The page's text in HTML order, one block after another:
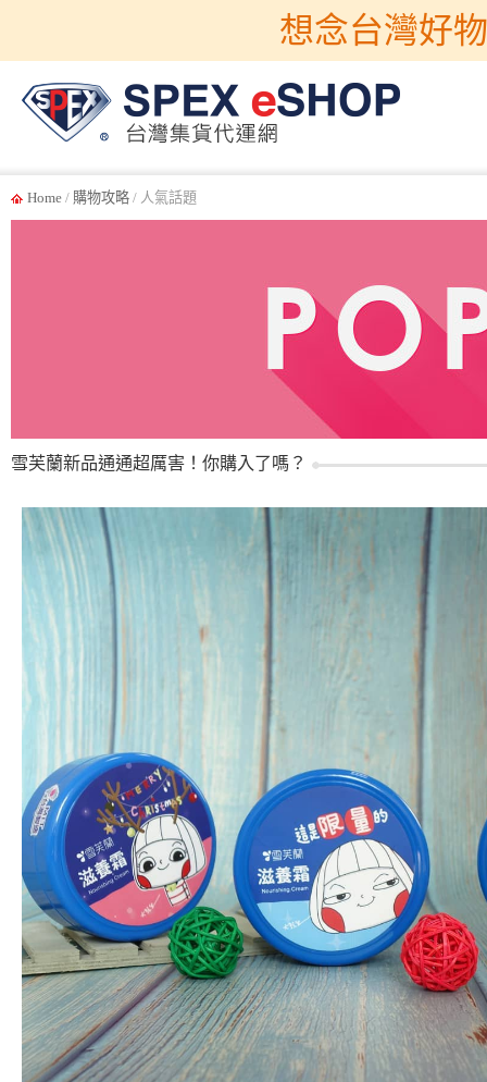
想念台灣好
Home / 購物攻略 / 人氣話題
雪芙蘭新品通通超厲害！你購入了嗎？